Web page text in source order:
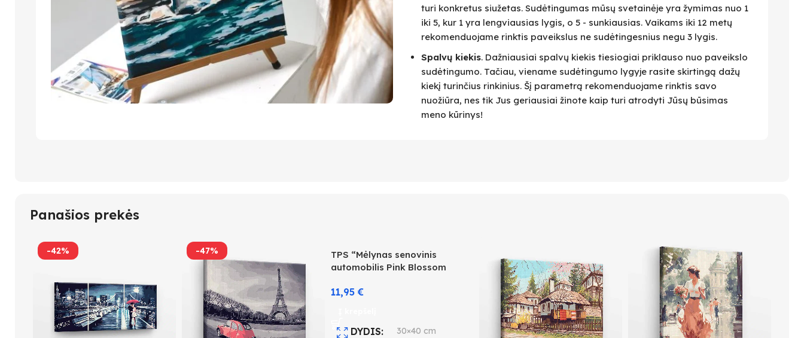
turi konkretus siužetas. Sudėtingumas mūsų svetainėje yra žymimas nuo 1
iki 5, kur 1 yra lengviausias lygis, o 5 - sunkiausias. Vaikams iki 12 metų
rekomenduojame rinktis paveikslus ne sudėtingesnius negu 3 lygis.
Spalvų kiekis. Dažniausiai spalvų kiekis tiesiogiai priklauso nuo paveikslo
sudėtingumo. Tačiau, viename sudėtingumo lygyje rasite skirtingą dažų
kiekį turinčius rinkinius. Šį parametrą rekomenduojame rinktis savo
nuožiūra, nes tik Jus geriausiai žinote kaip turi atrodyti Jūsų būsimas
meno kūrinys!
Panašios prekės
-42% -47%
TPS “Mėlynas senovinis
automobilis Pink Blossom
11,95€
DYDIS 30×40 cm